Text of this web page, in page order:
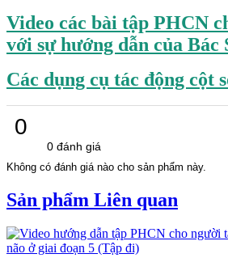
Video các bài tập PHCN
với sự hướng dẫn của Bác
Các dụng cụ tác động cột
0
0 đánh giá
Không có đánh giá nào cho sản phẩm này.
Sản phẩm Liên quan